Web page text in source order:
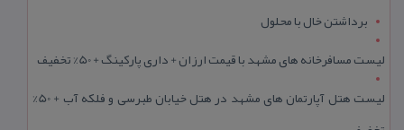
برداشتن خال با محلول
لیست مسافرخانه های مشهد با قیمت ارزان + داری پارکینگ + 50% تخفیف
لیست هتل آپارتمان های مشهد در هتل خیابان طبرسی و فلکه آب + 50%